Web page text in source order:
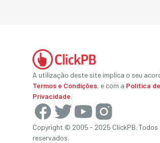
A utilização deste site implica o seu
Termos e Condições, e com a Política de
Privacidade.
Copyright © 2005 - 2025 ClickPB.
reservados.